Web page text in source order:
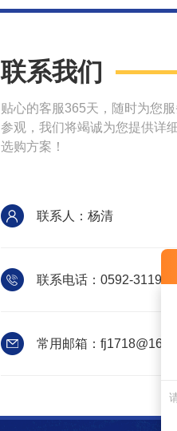
联系我们
贴心的客服365天，随时为您
参观，我们将竭诚为您提供详
选购方案！
联系人：杨清
联系电话：0592-3119395
常用邮箱：